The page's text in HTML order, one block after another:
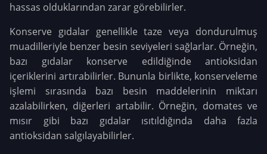
hassas olduklarından zarar görebilirler.
Konserve gıdalar genellikle taze veya dondurulmuş
muadilleriyle benzer besin seviyeleri sağlarlar. Örneğin,
bazı gıdalar konserve edildiğinde antioksidan
içeriklerini artırabilirler. Bununla birlikte, konserveleme
işlemi sırasında bazı besin maddelerinin miktarı
azalabilirken, diğerleri artabilir. Örneğin, domates ve
mısır gibi bazı gıdalar ısıtıldığında daha fazla
antioksidan salgılayabilirler.